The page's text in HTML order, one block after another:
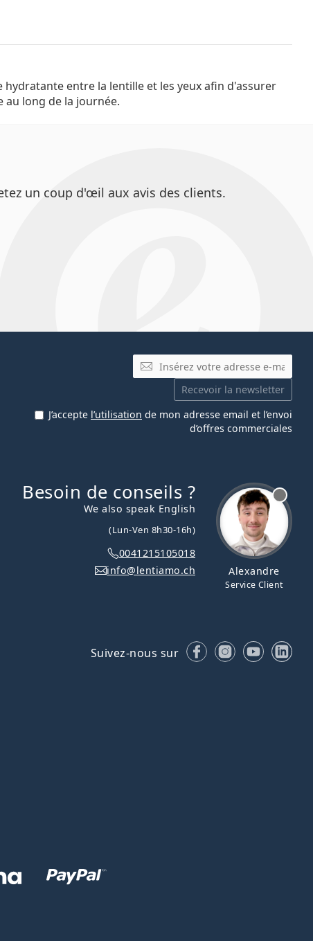
long de la journée.
un coup d'œil aux avis des clients.
E-mail
Recevoir la newsletter
J’accepte l’utilisation de mon adresse email et l’envoi
d’offres commerciales
Alexandre
Service Client
Besoin de conseils ?
We also speak English
(Lun-Ven 8h30-16h)
0041215105018
info@lentiamo.ch
Suivez-nous sur FacebookInstagram
YouTube